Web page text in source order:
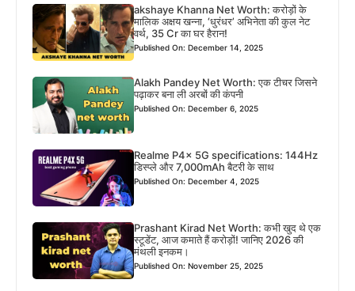
akshaye Khanna Net Worth: करोड़ों के
मालिक अक्षय खन्ना, ‘धुरंधर’ अभिनेता की कुल नेट
वर्थ, 35 Cr का घर हैरान!
Published On: December 14, 2025
Alakh Pandey Net Worth: एक टीचर जिसने
पढ़ाकर बना ली अरबों की कंपनी
Published On: December 6, 2025
Realme P4x 5G specifications: 144Hz
डिस्प्ले और 7,000mAh बैटरी के साथ
Published On: December 4, 2025
Prashant Kirad Net Worth: कभी खुद थे एक
स्टूडेंट, आज कमाते हैं करोड़ों! जानिए 2026 की
मंथली इनकम।
Published On: November 25, 2025